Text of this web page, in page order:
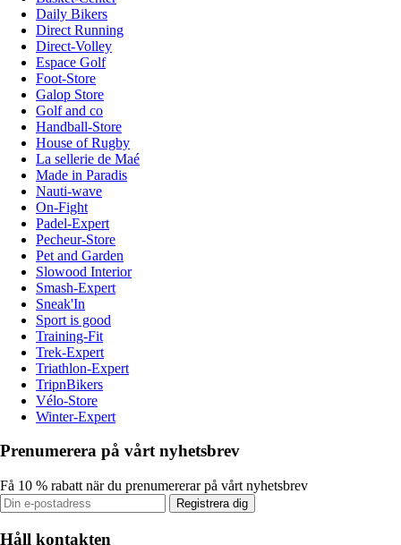
Daily Bikers
Direct Running
Direct-Volley
Espace Golf
Foot-Store
Galop Store
Golf and co
Handball-Store
House of Rugby
La sellerie de Maé
Made in Paradis
Nauti-wave
On-Fight
Padel-Expert
Pecheur-Store
Pet and Garden
Slowood Interior
Smash-Expert
Sneak'In
Sport is good
Training-Fit
Trek-Expert
Triathlon-Expert
TripnBikers
Vélo-Store
Winter-Expert
Prenumerera på vårt nyhetsbrev
Få 10 % rabatt när du prenumererar på vårt nyhetsbrev
Registrera dig
Håll kontakten